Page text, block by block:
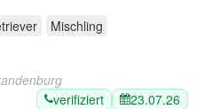
Mischling
verifiziert
23.07.26